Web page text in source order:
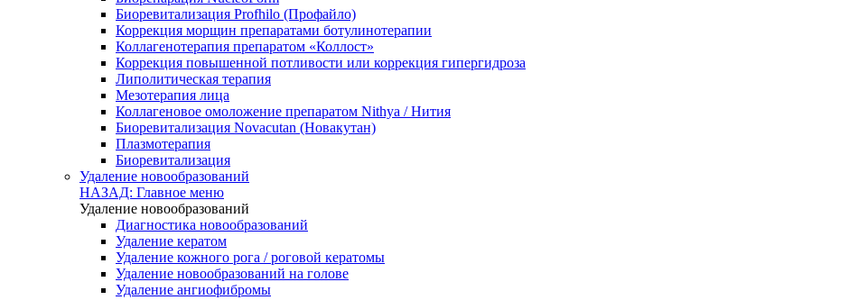
Биоревитализация Profhilo (Профайло)
Коррекция морщин препаратами ботулинотерапии
Коллагенотерапия препаратом «Коллост»
Коррекция повышенной потливости или коррекция гипергидроза
Липолитическая терапия
Мезотерапия лица
Коллагеновое омоложение препаратом Nithya / Нития
Биоревитализация Novacutan (Новакутан)
Плазмотерапия
Биоревитализация
Удаление новообразований
НАЗАД: Главное меню
Удаление новообразований
Диагностика новообразований
Удаление кератом
Удаление кожного рога / роговой кератомы
Удаление новообразований на голове
Удаление ангиофибромы